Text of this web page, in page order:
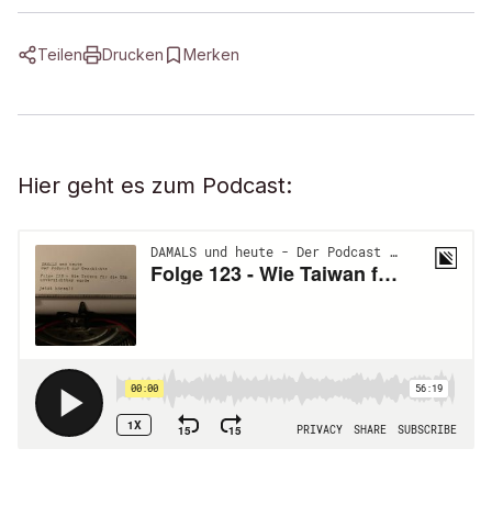
Teilen Drucken Merken
Hier geht es zum Podcast: